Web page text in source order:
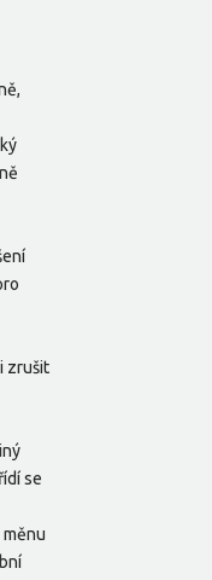
zrušit
se